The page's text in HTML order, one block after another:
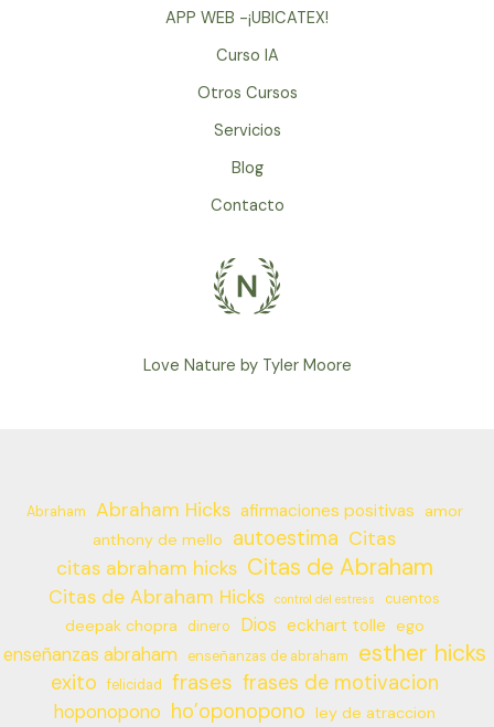
APP WEB -¡UBICATEX!
Curso IA
Otros Cursos
Servicios
Blog
Contacto
Love Nature by Tyler Moore
Abraham Abraham Hicks afirmaciones positivas
amor
anthony de mello
autoestima Citas
citas abraham hicks Citas de Abraham
Citas de Abraham Hicks control del estress cuentos
deepak chopra dinero Dios eckhart tolle ego
enseñanzas abraham enseñanzas de abraham esther hicks
exito felicidad frases frases de motivacion
hoponopono ho’oponopono ley de atraccion